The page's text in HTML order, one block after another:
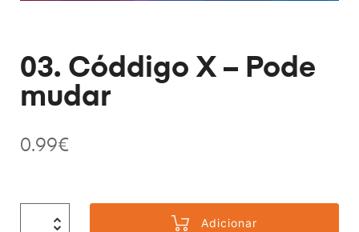
03. Códdigo X – Pode
mudar
0.99€
Adicionar